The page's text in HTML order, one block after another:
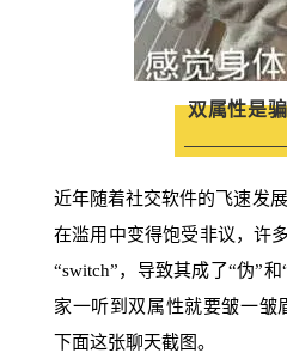
双属性是
近年随着社交软件的飞速发
在滥用中变得饱受非议，许
“switch”，导致其成了“伪”
家一听到双属性就要皱一皱
下面这张聊天截图。